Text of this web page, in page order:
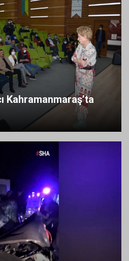
Kahramanmaraş’ta